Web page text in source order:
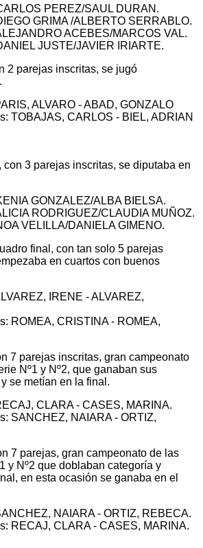
PEREZ/SAUL DURAN.
GRIMA /ALBERTO SERRABLO.
ACEBES/MARCOS VAL.
JUSTE/JAVIER IRIARTE.
2 parejas inscritas, se jugó
ALVARO - ABAD, GONZALO
TOBAJAS, CARLOS - BIEL, ADRIAN
3 parejas inscritas, se diputaba en
GONZALEZ/ALBA BIELSA.
RODRIGUEZ/CLAUDIA MUÑOZ.
VELILLA/DANIELA GIMENO.
final, con tan solo 5 parejas
en cuartos con buenos
IRENE - ALVAREZ,
ROMEA, CRISTINA - ROMEA,
7 parejas inscritas, gran campeonato
Nº1 y Nº2, que ganaban sus
se metían en la final.
CLARA - CASES, MARINA.
SANCHEZ, NAIARA - ORTIZ,
7 parejas, gran campeonato de las
y Nº2 que doblaban categoría y
en esta ocasión se ganaba en el
NAIARA - ORTIZ, REBECA.
RECAJ, CLARA - CASES, MARINA.